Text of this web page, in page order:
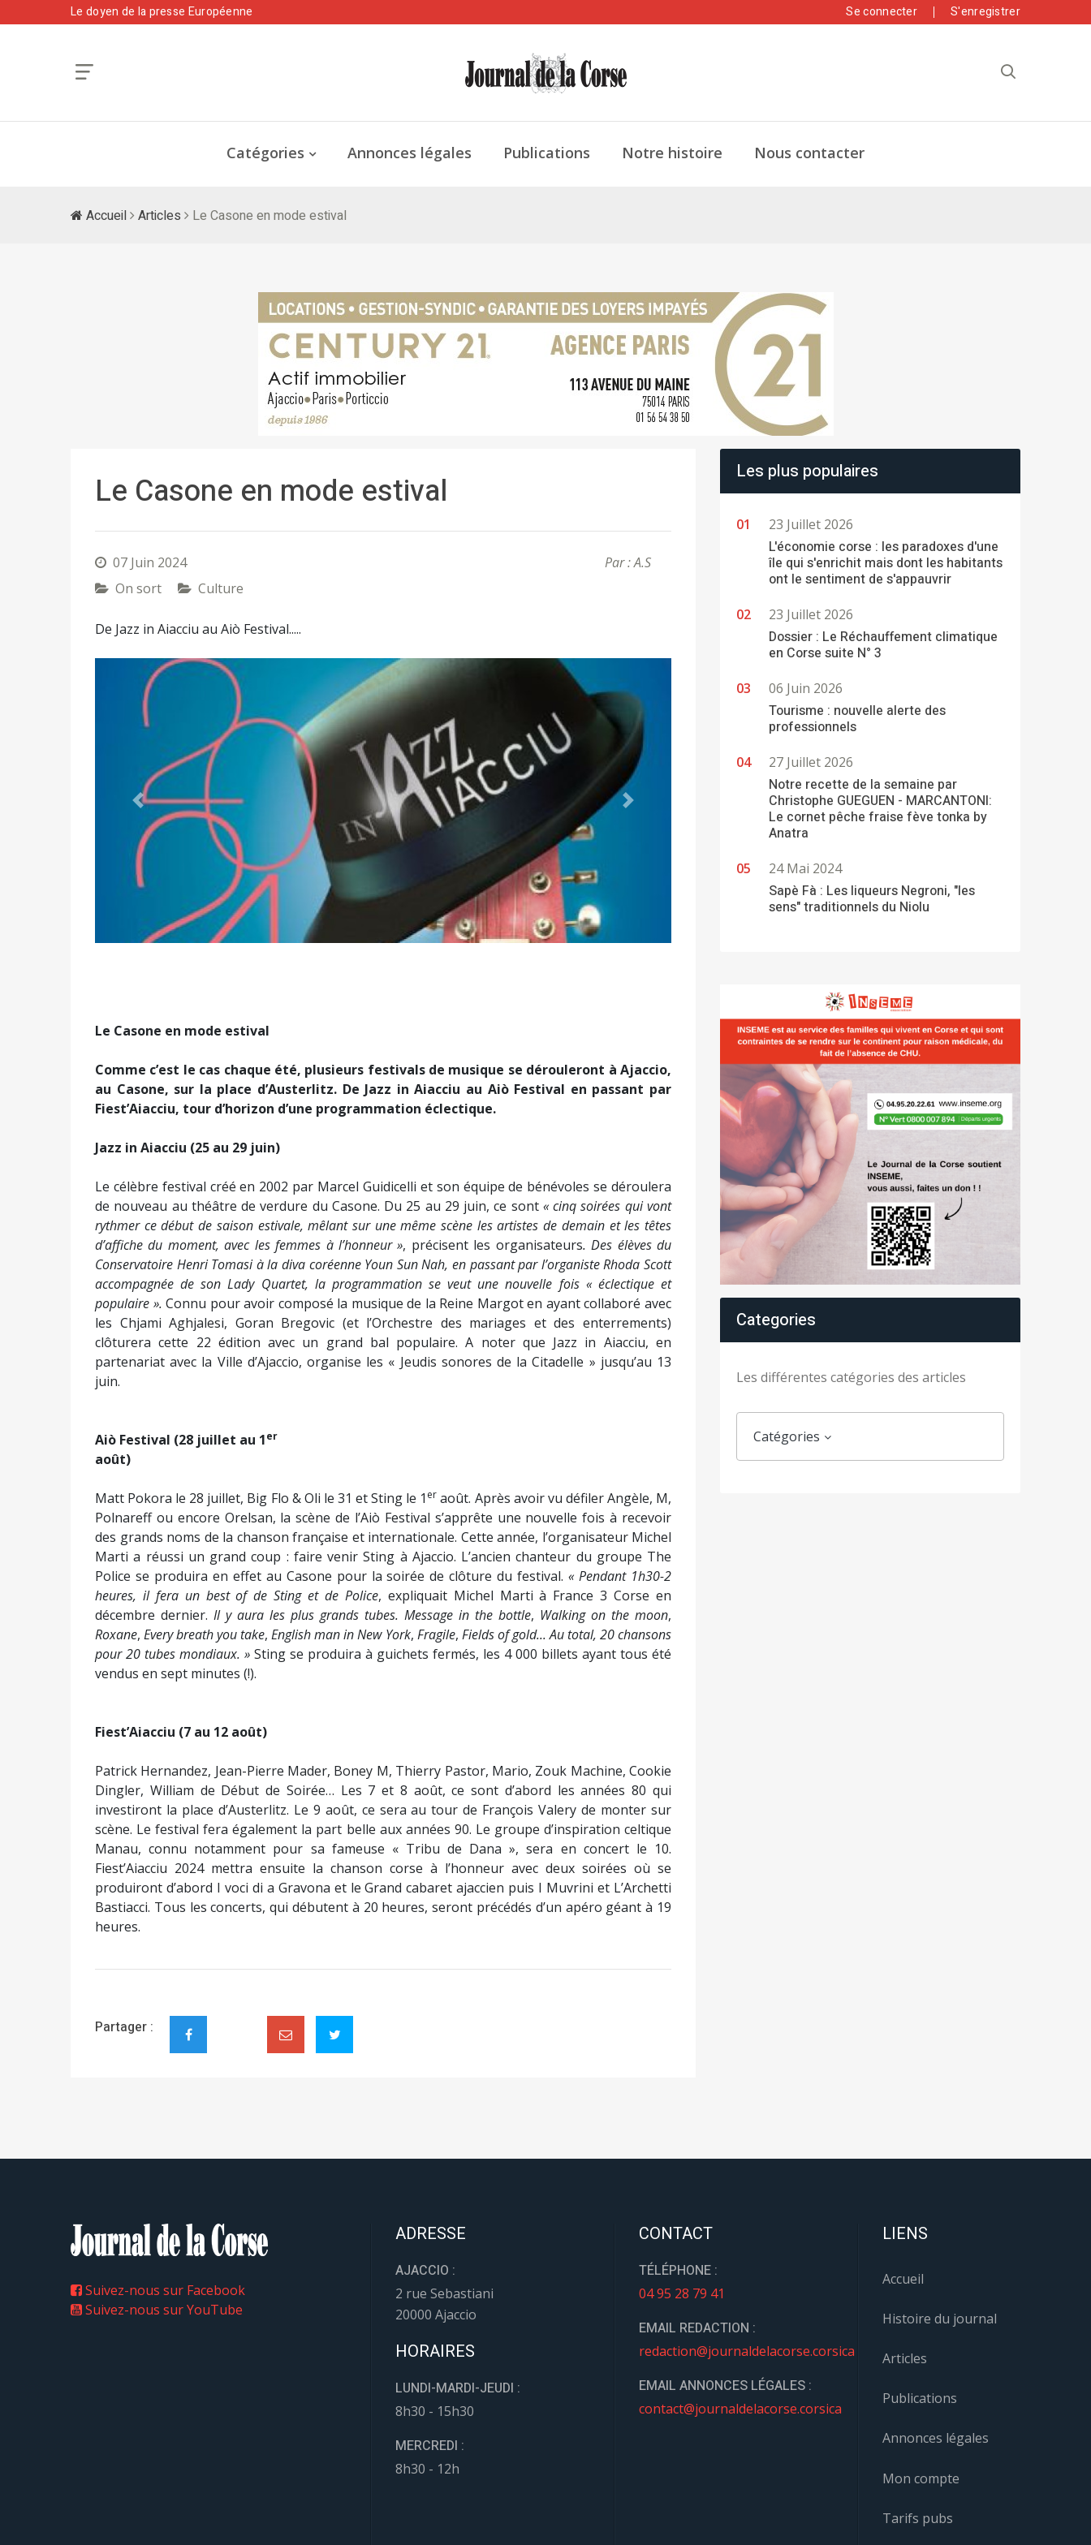
Le doyen de la presse Européenne Se connecter S'enregistrer
Catégories Annonces légales Publications Notre histoire Nous contacter
Accueil Articles Le Casone en mode estival
Le Casone en mode estival
07 Juin 2024
Par : A.S
On sort
Culture
De Jazz in Aiacciu au Aiò Festival.....
Précédent Suivant
Le Casone en mode estival
Comme c’est le cas chaque été, plusieurs festivals de musique se dérouleront à Ajaccio,
au Casone, sur la place d’Austerlitz. De Jazz in Aiacciu au Aiò Festival en passant par
Fiest’Aiacciu, tour d’horizon d’une programmation éclectique.
Jazz in Aiacciu (25 au 29 juin)
Le célèbre festival créé en 2002 par Marcel Guidicelli et son équipe de bénévoles se déroulera
de nouveau au théâtre de verdure du Casone. Du 25 au 29 juin, ce sont « cinq soirées qui vont
rythmer ce début de saison estivale, mêlant sur une même scène les artistes de demain et les têtes
d’affiche du moment, avec les femmes à l’honneur », précisent les organisateurs. Des élèves du
Conservatoire Henri Tomasi à la diva coréenne Youn Sun Nah, en passant par l’organiste Rhoda Scott
accompagnée de son Lady Quartet, la programmation se veut une nouvelle fois « éclectique et
populaire ». Connu pour avoir composé la musique de la Reine Margot en ayant collaboré avec
les Chjami Aghjalesi, Goran Bregovic (et l’Orchestre des mariages et des enterrements)
clôturera cette 22 édition avec un grand bal populaire. A noter que Jazz in Aiacciu, en
partenariat avec la Ville d’Ajaccio, organise les « Jeudis sonores de la Citadelle » jusqu’au 13
juin.
Aiò Festival (28 juillet au 1er
août)
Matt Pokora le 28 juillet, Big Flo & Oli le 31 et Sting le 1 er août. Après avoir vu défiler Angèle, M,
Polnareff ou encore Orelsan, la scène de l’Aiò Festival s’apprête une nouvelle fois à recevoir
des grands noms de la chanson française et internationale. Cette année, l’organisateur Michel
Marti a réussi un grand coup : faire venir Sting à Ajaccio. L’ancien chanteur du groupe The
Police se produira en effet au Casone pour la soirée de clôture du festival.«Pendant 1h30-2
heures, il fera un best of de Sting et de Police, expliquait Michel Marti à France 3 Corse en
décembre dernier. Il y aura les plus grands tubes. Message in the bottle, Walking on the moon,
Roxane,Every breath you take,English man in New York, Fragile, Fields of gold...Au total, 20 chansons
pour 20 tubes mondiaux. » Sting se produira à guichets fermés, les 4 000 billets ayant tous été
vendus en sept minutes (!).
Fiest’Aiacciu (7 au 12 août)
Patrick Hernandez, Jean-Pierre Mader, Boney M, Thierry Pastor, Mario, Zouk Machine, Cookie
Dingler, William de Début de Soirée… Les 7 et 8 août, ce sont d’abord les années 80 qui
investiront la place d’Austerlitz. Le 9 août, ce sera au tour de François Valery de monter sur
scène. Le festival fera également la part belle aux années 90. Le groupe d’inspiration celtique
Manau, connu notamment pour sa fameuse « Tribu de Dana », sera en concert le 10.
Fiest’Aiacciu 2024 mettra ensuite la chanson corse à l’honneur avec deux soirées où se
produiront d’abord I voci di a Gravona et le Grand cabaret ajaccien puis I Muvrini et L’Archetti
Bastiacci. Tous les concerts, qui débutent à 20 heures, seront précédés d’un apéro géant à 19
heures.
Partager :
Les plus populaires
23 Juillet 2026
L'économie corse : les paradoxes d'une
île qui s'enrichit mais dont les habitants
ont le sentiment de s'appauvrir
23 Juillet 2026
Dossier : Le Réchauffement climatique
en Corse suite N° 3
06 Juin 2026
Tourisme : nouvelle alerte des
professionnels
27 Juillet 2026
Notre recette de la semaine par
Christophe GUEGUEN - MARCANTONI:
Le cornet pêche fraise fève tonka by
Anatra
24 Mai 2024
Sapè Fà : Les liqueurs Negroni, "les
sens" traditionnels du Niolu
Categories
Les différentes catégories des articles
Catégories
Suivez-nous sur Facebook
Suivez-nous sur YouTube
ADRESSE
AJACCIO :
2 rue Sebastiani
20000 Ajaccio
HORAIRES
LUNDI-MARDI-JEUDI :
8h30 - 15h30
MERCREDI :
8h30 - 12h
CONTACT
TÉLÉPHONE :
04 95 28 79 41
EMAIL REDACTION :
redaction@journaldelacorse.corsica
EMAIL ANNONCES LÉGALES :
contact@journaldelacorse.corsica
LIENS
Accueil
Histoire du journal
Articles
Publications
Annonces légales
Mon compte
Tarifs pubs